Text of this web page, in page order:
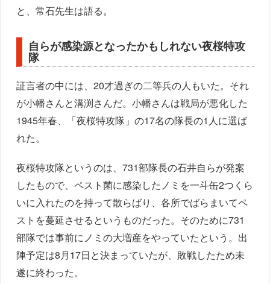
と、常石先生は語る。
自らが感染源となったかもしれない夜桜特攻
隊
証言者の中には、20才過ぎの二等兵の人もいた。それ
が小幡さんと溝渕さんだ。小幡さんは戦局が悪化した
1945年春、「夜桜特攻隊」の17名の隊長の1人に選ば
れた。
夜桜特攻隊というのは、731部隊長の石井自らが発案
したもので、ペスト菌に感染したノミを一斗缶2つくら
いに入れたのを持って散らばり、各所でばらまいてペ
ストを蔓延させるというものだった。そのために731
部隊では事前にノミの大増産をやっていたという。出
陣予定は8月17日と決まっていたが、敗戦したため未
遂に終わった。